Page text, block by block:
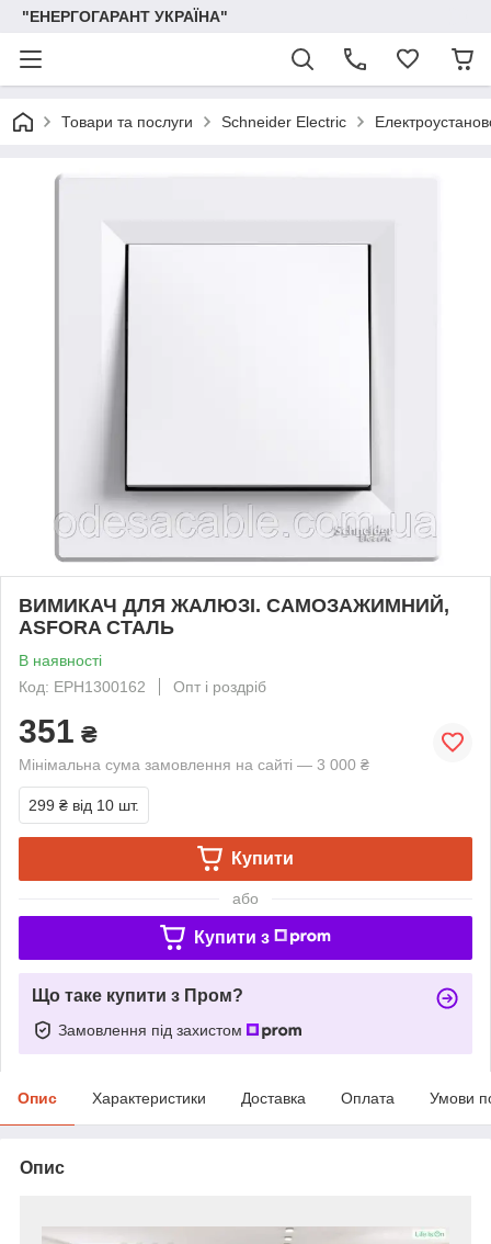
"ЕНЕРГОГАРАНТ УКРАЇНА"
Товари та послуги Schneider Electric
ВИМИКАЧ ДЛЯ ЖАЛЮЗІ. САМОЗАЖИМНИЙ,
ASFORA СТАЛЬ
В наявності
Код: EPH1300162
Опт і роздріб
351 ₴
Мінімальна сума замовлення на сайті — 3 000 ₴
299 ₴ від 10 шт.
Купити
або
Купити з
Що таке купити з Пром?
Замовлення під захистом
Опис Характеристики Доставка Оплата Умови
Опис